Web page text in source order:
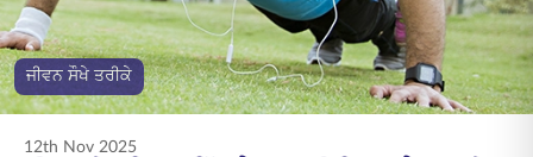
ENGLISH
ਆਨਲਾਈਨ ਖਰੀਦੋ ਪ੍ਰੀਮੀਅਮ ਭਰੋ
ਜੀਵਨ ਸੌਖੇ ਤਰੀਕੇ
12th Nov 2025